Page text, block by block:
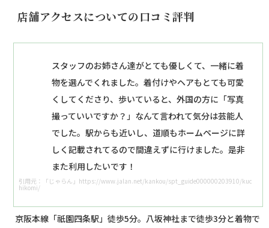
店舗アクセスについての口コミ評判
スタッフのお姉さん達がとても優しくて、一緒に着
物を選んでくれました。着付けやヘアもとても可愛
くしてくださり、歩いていると、外国の方に「写真
撮っていいですか？」なんて言われて気分は芸能人
でした。駅からも近いし、道順もホームページに詳
しく記載されてるので間違えずに行けました。是非
また利用したいです！
引用元：「じゃらん」https://www.jalan.net/kankou/spt_guide000000203910/kuc
hikomi/
京阪本線「祇園四条駅」徒歩5分。八坂神社まで徒歩3分と着物で